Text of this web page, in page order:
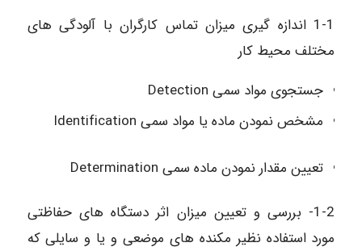
1-1 اندازه گیری میزان تماس کارگران با آلودگی های
مختلف محیط کار
جستجوی مواد سمی Detection
مشخص نمودن ماده یا مواد سمی Identification
تعیین مقدار نمودن ماده سمی Determination
1-2- بررسی و تعیین میزان اثر دستگاه های حفاظتی
مورد استفاده نظیر مکنده های موضعی و یا و سایلی که